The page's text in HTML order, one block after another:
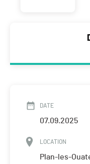
DATE
07.09.2025
LOCATION
Plan-les-